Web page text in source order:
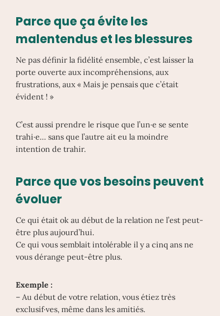
Parce que ça évite les
malentendus et les blessures
Ne pas définir la fidélité ensemble, c’est laisser la
porte ouverte aux incompréhensions, aux
frustrations, aux « Mais je pensais que c’était
évident ! »
C’est aussi prendre le risque que l’un·e se sente
trahi·e… sans que l’autre ait eu la moindre
intention de trahir.
Parce que vos besoins peuvent
évoluer
Ce qui était ok au début de la relation ne l’est peut-
être plus aujourd’hui.
Ce qui vous semblait intolérable il y a cinq ans ne
vous dérange peut-être plus.
Exemple :
– Au début de votre relation, vous étiez très
exclusif·ves, même dans les amitiés.